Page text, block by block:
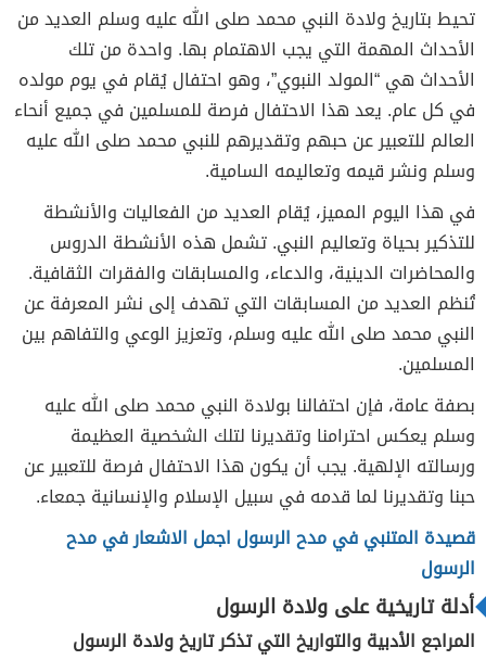
تحيط بتاريخ ولادة النبي محمد صلى الله عليه وسلم العديد من
الأحداث المهمة التي يجب الاهتمام بها. واحدة من تلك
الأحداث هي “المولد النبوي”، وهو احتفال يُقام في يوم مولده
في كل عام. يعد هذا الاحتفال فرصة للمسلمين في جميع أنحاء
العالم للتعبير عن حبهم وتقديرهم للنبي محمد صلى الله عليه
وسلم ونشر قيمه وتعاليمه السامية.
في هذا اليوم المميز، يُقام العديد من الفعاليات والأنشطة
للتذكير بحياة وتعاليم النبي. تشمل هذه الأنشطة الدروس
والمحاضرات الدينية، والدعاء، والمسابقات والفقرات الثقافية.
تُنظم العديد من المسابقات التي تهدف إلى نشر المعرفة عن
النبي محمد صلى الله عليه وسلم، وتعزيز الوعي والتفاهم بين
المسلمين.
بصفة عامة، فإن احتفالنا بولادة النبي محمد صلى الله عليه
وسلم يعكس احترامنا وتقديرنا لتلك الشخصية العظيمة
ورسالته الإلهية. يجب أن يكون هذا الاحتفال فرصة للتعبير عن
حبنا وتقديرنا لما قدمه في سبيل الإسلام والإنسانية جمعاء.
قصيدة المتنبي في مدح الرسول اجمل الاشعار في مدح
الرسول
أدلة تاريخية على ولادة الرسول
المراجع الأدبية والتواريخ التي تذكر تاريخ ولادة الرسول